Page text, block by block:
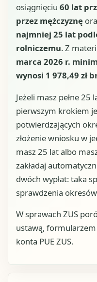
osiągnięciu 60 lat
przez mężczyznę
najmniej 25 lat
rolniczemu. Z
marca 2026 r.
wynosi 1 978,49 zł
Jeżeli masz pełne 25
pierwszym krokiem
potwierdzających
złożenie wniosku w
masz 25 lat albo
zakładaj
dwóch wypłat: taka
sprawdzenia
W sprawach ZUS
ustawą,
konta PUE ZUS.